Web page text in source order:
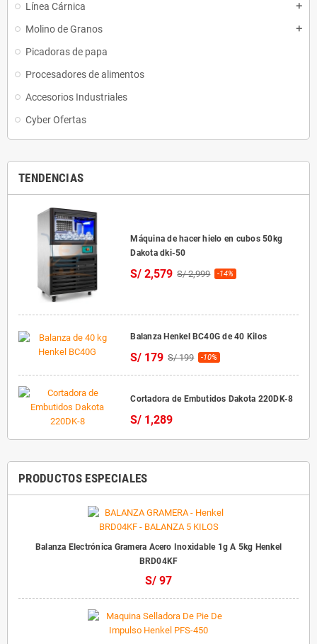
Línea Cárnica add
Molino de Granos add
Picadoras de papa
Procesadores de alimentos
Accesorios Industriales
Cyber Ofertas
TENDENCIAS
Máquina de hacer hielo en cubos 50kg
Dakota dki-50
S/ 2,579 S/ 2,999 -14%
Balanza Henkel BC40G de 40 Kilos
S/ 179 S/ 199 -10%
Cortadora de Embutidos Dakota 220DK-8
S/ 1,289
PRODUCTOS ESPECIALES
Balanza Electrónica Gramera Acero Inoxidable 1g A 5kg Henkel
BRD04KF
S/ 97